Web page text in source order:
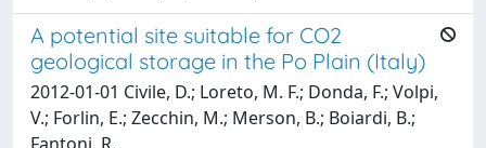
A potential site suitable for CO2
geological storage in the Po Plain (Italy)
2012-01-01 Civile, D.; Loreto, M. F.; Donda, F.; Volpi,
V.; Forlin, E.; Zecchin, M.; Merson, B.; Boiardi, B.;